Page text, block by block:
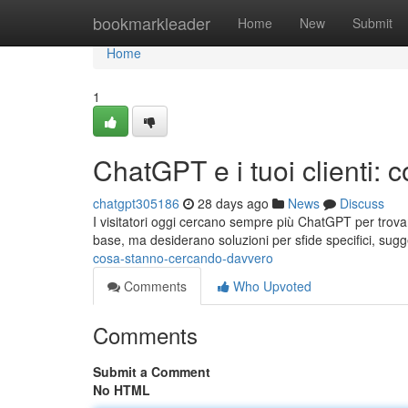
bookmarkleader Home New Submit
Home
Home
1
ChatGPT e i tuoi clienti:
chatgpt305186 28 days ago News
Discuss
I visitatori oggi cercano sempre più ChatGPT per
base, ma desiderano soluzioni per sfide specifici,
cosa-stanno-cercando-davvero
Comments
Who Upvoted
Comments
Submit a Comment
No HTML